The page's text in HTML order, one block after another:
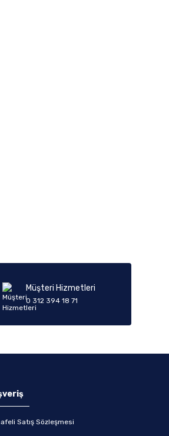
Müşteri Hizmetleri
0 312 394 18 71
Satış Sözleşmesi